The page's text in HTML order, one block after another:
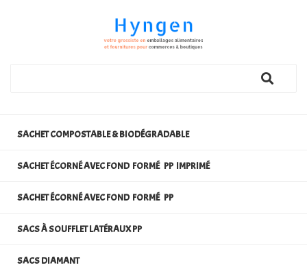
SACHET COMPOSTABLE & BIODÉGRADABLE
SACHET ÉCORNÉ AVEC FOND FORMÉ PP IMPRIMÉ
SACHET ÉCORNÉ AVEC FOND FORMÉ PP
SACS À SOUFFLET LATÉRAUX PP
SACS DIAMANT